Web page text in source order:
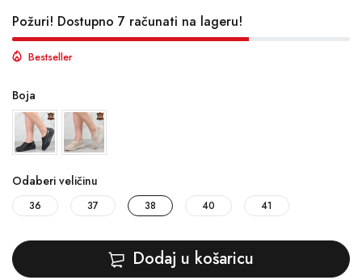
Požuri! Dostupno 7 računati na lageru!
Bestseller
Boja
Odaberi veličinu
36 37 38 40 41
Dodaj u košaricu